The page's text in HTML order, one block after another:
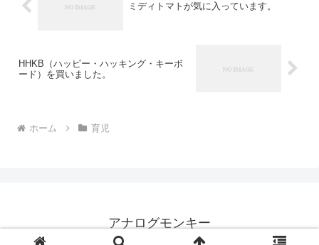
ミディトマトが気に入っています。
HHKB（ハッピー・ハッキング・キーボ
ード）を買いました。
ホーム 育児
アナログモンキー